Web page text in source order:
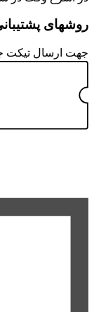
روشهای
جهت ارسال تیکت